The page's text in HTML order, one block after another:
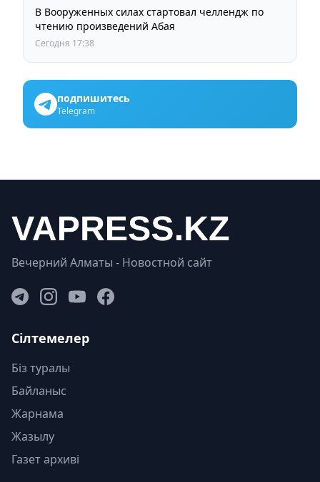
В Вооруженных силах стартовал челлендж по
чтению произведений Абая
Сегодня 17:38
подпишитесь
Telegram
Вечерний Алматы - Новостной сайт
Сілтемелер
Біз туралы
Байланыс
Жарнама
Жазылу
Газет архиві